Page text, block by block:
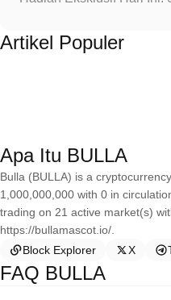
Artikel Populer
Apa Itu BULLA
Bulla (BULLA) is a
1,000,000,000 with 0 in
trading on 21 active market(s)
https://bullamascot.io/.
Block Explorer
X
FAQ BULLA